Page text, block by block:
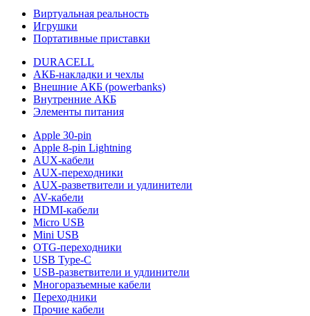
Виртуальная реальность
Игрушки
Портативные приставки
DURACELL
АКБ-накладки и чехлы
Внешние АКБ (powerbanks)
Внутренние АКБ
Элементы питания
Apple 30-pin
Apple 8-pin Lightning
AUX-кабели
AUX-переходники
AUX-разветвители и удлинители
AV-кабели
HDMI-кабели
Micro USB
Mini USB
OTG-переходники
USB Type-C
USB-разветвители и удлинители
Многоразъемные кабели
Переходники
Прочие кабели